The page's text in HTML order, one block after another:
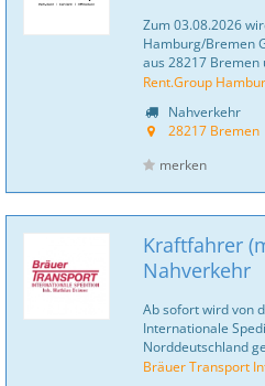
Zum 03.08.2026
Hamburg/Bremen
aus 28217 Bremen
Rent.Group
Nahverkehr
28217 Bremen
merken
Kraftfahrer
Nahverkehr
Ab sofort wird von
Internationale
Norddeutschland
Bräuer Transport